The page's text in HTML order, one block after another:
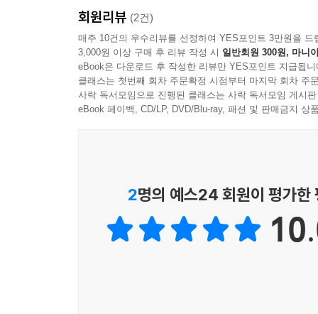
이제는 깨어나야 한다는 것을 안다
2025년 8월
권누리
회원리뷰 (2건)
매주 10건의 우수리뷰를 선정하여 YES포인트 3만원을 드
3,000원 이상 구매 후 리뷰 작성 시 일반회원 300원, 마니
eBook은 다운로드 후 작성한 리뷰만 YES포인트 지급됩니
클래스는 첫번째 회차 주문확정 시점부터 마지막 회차 주
사락 독서모임으로 진행된 클래스는 사락 독서모임 게시
eBook 페이백, CD/LP, DVD/Blu-ray, 패션 및 판매금지 상
2명의 예스24 회원이 평가한